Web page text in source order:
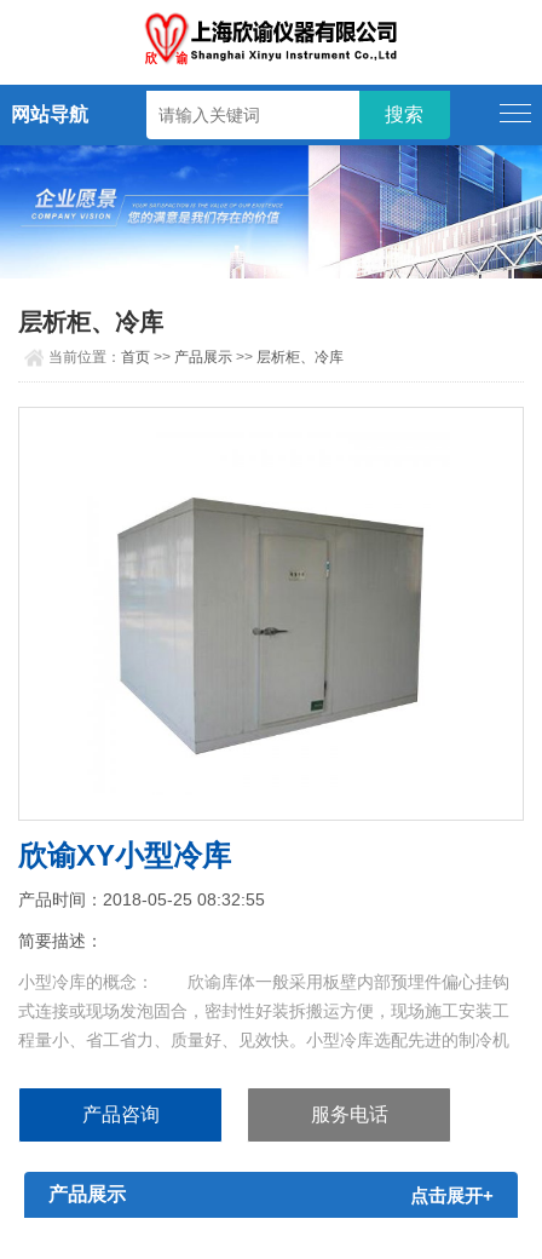
网站导航
层析柜、冷库
当前位置：首页 >> 产品展示 >> 层析柜、冷库
欣谕XY小型冷库
产品时间：2018-05-25 08:32:55
简要描述：
小型冷库的概念： 欣谕库体一般采用板壁内部预埋件偏心挂钩
式连接或现场发泡固合，密封性好装拆搬运方便，现场施工安装工
程量小、省工省力、质量好、见效快。小型冷库选配先进的制冷机
范围5℃-...
产品咨询 服务电话
产品展示 点击展开+